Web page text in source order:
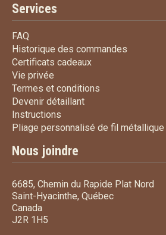
Services
FAQ
Historique des commandes
Certificats cadeauxCertificats cadeaux
Vie privée
Termes et conditions
Devenir détaillantDevenir détaillant
Instructions
Pliage personnalisé de fil métallique
Nous joindre
6685, Chemin du Rapide Plat Nord
Saint-Hyacinthe, Québec
Canada
J2R 1H5